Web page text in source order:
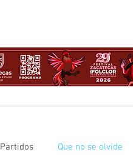
Partidos Que no se olvide